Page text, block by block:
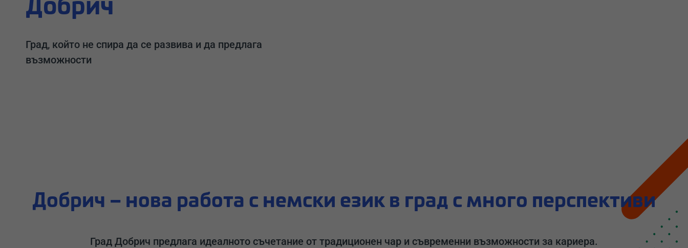
Добрич
Град, който не спира да се развива и да предлага
възможности
Добрич – нова работа с немски език в град с много перспективи
Град Добрич предлага идеалното съчетание от традиционен чар и съвременни възможности за кариера.